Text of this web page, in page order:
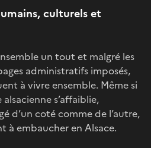
culturels et
un tout et malgré les
administratifs imposés,
à vivre ensemble. Même si
s’affaiblie,
d’un coté comme de l’autre,
à embaucher en Alsace.